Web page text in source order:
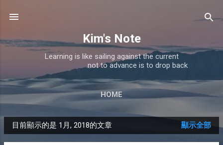
Kim's Note
Learning is like sailing against the current
not to advance is to drop back
HOME
發
目前顯示的是 1月, 2018的文章 顯示全部